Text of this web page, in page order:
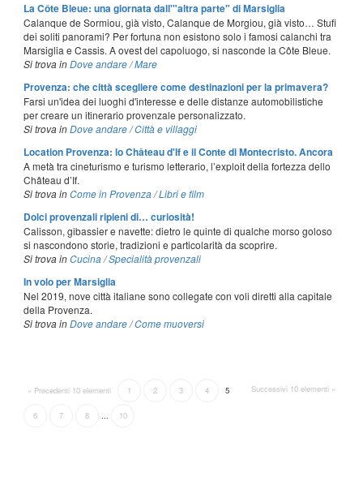
La Côte Bleue: una giornata dall'"altra parte" di Marsiglia
Calanque de Sormiou, già visto, Calanque de Morgiou, già visto… Stufi
dei soliti panorami? Per fortuna non esistono solo i famosi calanchi tra
Marsiglia e Cassis. A ovest del capoluogo, si nasconde la Côte Bleue.
Si trova in Dove andare /Mare
Provenza: che città scegliere come destinazioni per la primavera?
Farsi un'idea dei luoghi d'interesse e delle distanze automobilistiche
per creare un itinerario provenzale personalizzato.
Si trova in Dove andare /Città e villaggi
Location Provenza: lo Château d'If e il Conte di Montecristo. Ancora
A metà tra cineturismo e turismo letterario, l’exploit della fortezza dello
Château d’If.
Si trova in Come in Provenza /Libri e film
Dolci provenzali ripieni di… curiosità!
Calisson, gibassier e navette: dietro le quinte di qualche morso goloso
si nascondono storie, tradizioni e particolarità da scoprire.
Si trova in Cucina /Specialità provenzali
In volo per Marsiglia
Nel 2019, nove città italiane sono collegate con voli diretti alla capitale
della Provenza.
Si trova in Dove andare /Come muoversi
« Precedenti 10 elementi Successivi 10 elementi »
1 2 3 4 5
6 7 8 10